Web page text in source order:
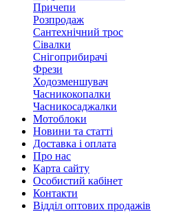
Причепи
Розпродаж
Сантехнічний трос
Сівалки
Снігоприбирачі
Фрези
Ходозменшувач
Часникокопалки
Часникосаджалки
Мотоблоки
Новини та статті
Доставка і оплата
Про нас
Карта сайту
Особистий кабінет
Контакти
Відділ оптових продажів